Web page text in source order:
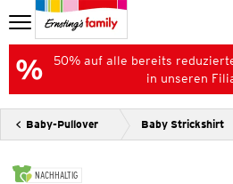
50% auf alle bereits
in unseren
Baby-Pullover Baby Strickshirt
NACHHALTIG